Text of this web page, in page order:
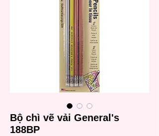
Bộ chì vẽ vải General's
188BP